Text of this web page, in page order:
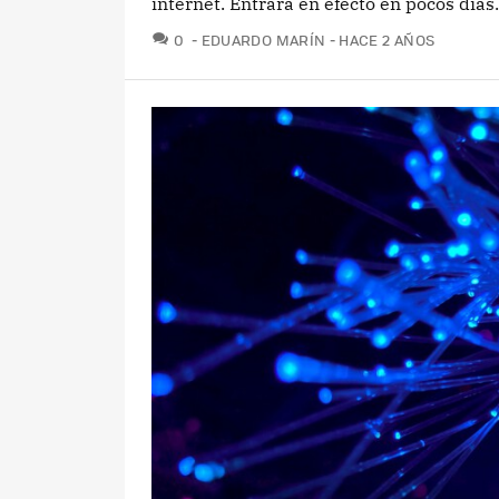
0 COMENTARIOS
EDUARDO MARÍN HACE 2 AÑOS